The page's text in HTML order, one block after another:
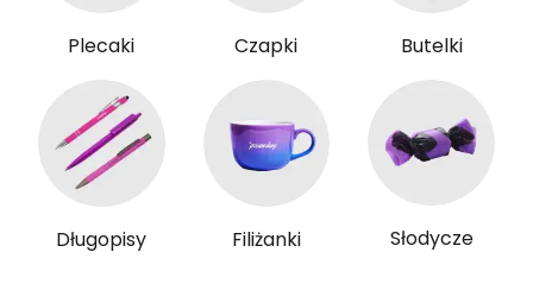
Plecaki Czapki Butelki
Długopisy Filiżanki Słodycze